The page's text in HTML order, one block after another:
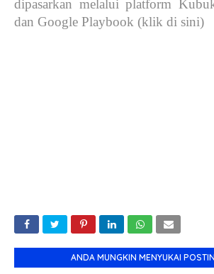
dipasarkan melalui platform
dan Google Playbook (klik di sini)
ANDA MUNGKIN MENYUKAI